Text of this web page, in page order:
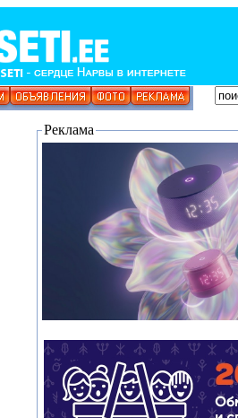
Реклама